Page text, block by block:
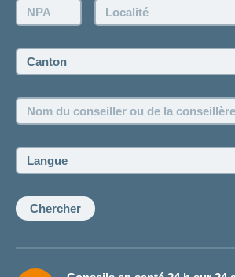
Demander à l'agence de vous rappeler
Postes vacants
NPA: Localité:
Canton:
Nom
du
ou
de
conseillère:
Langue:
Chercher